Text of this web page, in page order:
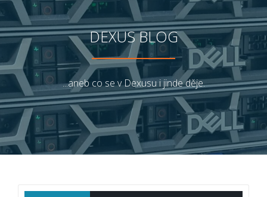
DEXUS BLOG
...aneb co se v Dexusu i jinde děje.